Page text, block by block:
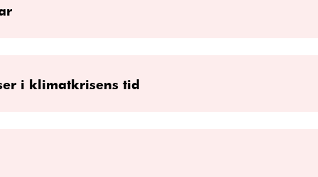
i klimatkrisens tid